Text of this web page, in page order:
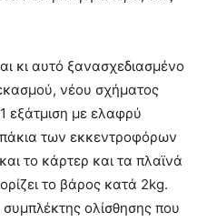
κι αυτό ξανασχεδιασμένο
νέου σχήματος
εξάτμιση με ελαφρύ
των εκκεντροφόρων
το κάρτερ και τα πλαϊνά
το βάρος κατά 2kg.
ολίσθησης που